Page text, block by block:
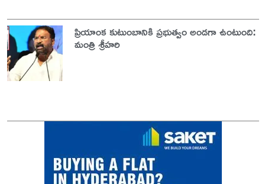
ప్రియాంక కుటుంబానికి ప్రభుత్వం అండగా ఉంటుంది:
మంత్రి శ్రీహరి